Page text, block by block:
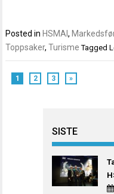
Posted in HSMAI,
Toppsaker,Turisme Tagged
1 2 3 »
SISTE